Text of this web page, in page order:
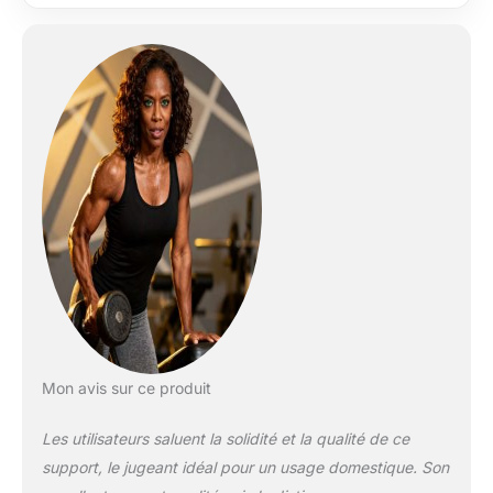
construction de base triangulaire et la
construction soudée solide permettent
une stabilité inégalée. Fabriqué à partir
d'acier de qualité commerciale extra
épais et recouvert d'un revêtement en
poudre sombre durable. Il peut
supporter de lourdes charges de
manière constante pendant une longue
période, ce qui rend votre processus
d'exercice plus pratique et plus sûr.
[Double stabilité] : ce support d'haltères
est équipé de pieds en caoutchouc en
plus de sa structure triangulaire stable.
Non seulement il assure davantage la
stabilité, mais il protège également votre
sol des rayures. En plus de cela, il
vous placez de lourdes charges dessus,
empêchant le rack de glisser. [Stockage
efficace] : la conception à 3 niveaux
Mon avis sur ce produit
Les utilisateurs saluent la solidité et la qualité de ce
support, le jugeant idéal pour un usage domestique. Son